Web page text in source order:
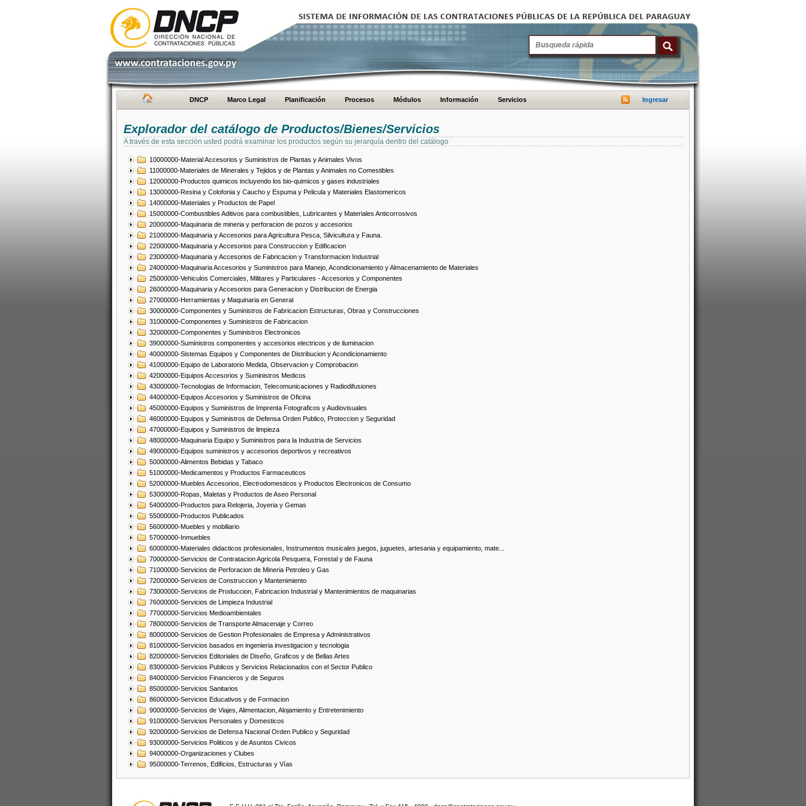
DNCP Marco Legal Planificación Procesos Módulos Información Servicios Ingresar
Explorador del catálogo de Productos/Bienes/Servicios
A través de esta sección usted podrá examinar los productos según su jerarquía dentro del catálogo
10000000-Material Accesorios y Suministros de Plantas y Animales Vivos
11000000-Materiales de Minerales y Tejidos y de Plantas y Animales no Comestibles
12000000-Productos quimicos incluyendo los bio-quimicos y gases industriales
13000000-Resina y Colofonia y Caucho y Espuma y Pelicula y Materiales Elastomericos
14000000-Materiales y Productos de Papel
15000000-Combustibles Aditivos para combustibles, Lubricantes y Materiales Anticorrosivos
20000000-Maquinaria de mineria y perforacion de pozos y accesorios
21000000-Maquinaria y Accesorios para Agricultura Pesca, Silvicultura y Fauna.
22000000-Maquinaria y Accesorios para Construccion y Edificacion
23000000-Maquinaria y Accesorios de Fabricacion y Transformacion Industrial
24000000-Maquinaria Accesorios y Suministros para Manejo, Acondicionamiento y Almacenamiento de Materiales
25000000-Vehiculos Comerciales, Militares y Particulares - Accesorios y Componentes
26000000-Maquinaria y Accesorios para Generacion y Distribucion de Energia
27000000-Herramientas y Maquinaria en General
30000000-Componentes y Suministros de Fabricacion Estructuras, Obras y Construcciones
31000000-Componentes y Suministros de Fabricacion
32000000-Componentes y Suministros Electronicos
39000000-Suministros componentes y accesorios electricos y de iluminacion
40000000-Sistemas Equipos y Componentes de Distribucion y Acondicionamiento
41000000-Equipo de Laboratorio Medida, Observacion y Comprobacion
42000000-Equipos Accesorios y Suministros Medicos
43000000-Tecnologias de Informacion, Telecomunicaciones y Radiodifusiones
44000000-Equipos Accesorios y Suministros de Oficina
45000000-Equipos y Suministros de Imprenta Fotograficos y Audiovisuales
46000000-Equipos y Suministros de Defensa Orden Publico, Proteccion y Seguridad
47000000-Equipos y Suministros de limpieza
48000000-Maquinaria Equipo y Suministros para la Industria de Servicios
49000000-Equipos suministros y accesorios deportivos y recreativos
50000000-Alimentos Bebidas y Tabaco
51000000-Medicamentos y Productos Farmaceuticos
52000000-Muebles Accesorios, Electrodomesticos y Productos Electronicos de Consumo
53000000-Ropas, Maletas y Productos de Aseo Personal
54000000-Productos para Relojeria, Joyeria y Gemas
55000000-Productos Publicados
56000000-Muebles y mobiliario
57000000-Inmuebles
60000000-Materiales didacticos profesionales, Instrumentos musicales juegos, juguetes, artesania y equipamiento, mate...
70000000-Servicios de Contratacion Agricola Pesquera, Forestal y de Fauna
71000000-Servicios de Perforacion de Mineria Petroleo y Gas
72000000-Servicios de Construccion y Mantenimiento
73000000-Servicios de Produccion, Fabricacion Industrial y Mantenimientos de maquinarias
76000000-Servicios de Limpieza Industrial
77000000-Servicios Medioambientales
78000000-Servicios de Transporte Almacenaje y Correo
80000000-Servicios de Gestion Profesionales de Empresa y Administrativos
81000000-Servicios basados en ingenieria investigacion y tecnologia
82000000-Servicios Editoriales de Diseño, Graficos y de Bellas Artes
83000000-Servicios Publicos y Servicios Relacionados con el Sector Publico
84000000-Servicios Financieros y de Seguros
85000000-Servicios Sanitarios
86000000-Servicios Educativos y de Formacion
90000000-Servicios de Viajes, Alimentacion, Alojamiento y Entretenimiento
91000000-Servicios Personales y Domesticos
92000000-Servicios de Defensa Nacional Orden Publico y Seguridad
93000000-Servicios Politicos y de Asuntos Civicos
94000000-Organizaciones y Clubes
95000000-Terrenos, Edificios, Estructuras y Vías